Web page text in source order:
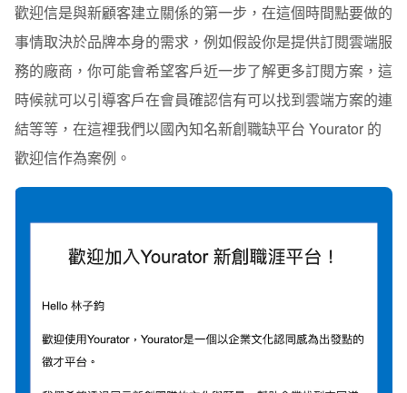
歡迎信是與新顧客建立關係的第一步，在這個時間點要做的
事情取決於品牌本身的需求，例如假設你是提供訂閱雲端服
務的廠商，你可能會希望客戶近一步了解更多訂閱方案，這
時候就可以引導客戶在會員確認信有可以找到雲端方案的連
結等等，在這裡我們以國內知名新創職缺平台 Yourator 的
歡迎信作為案例。